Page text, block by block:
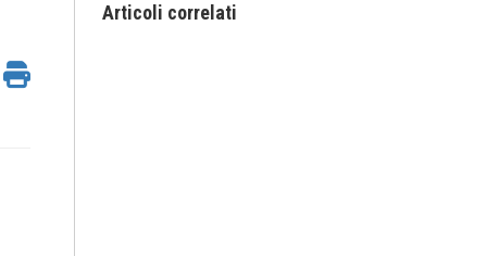
Articoli correlati